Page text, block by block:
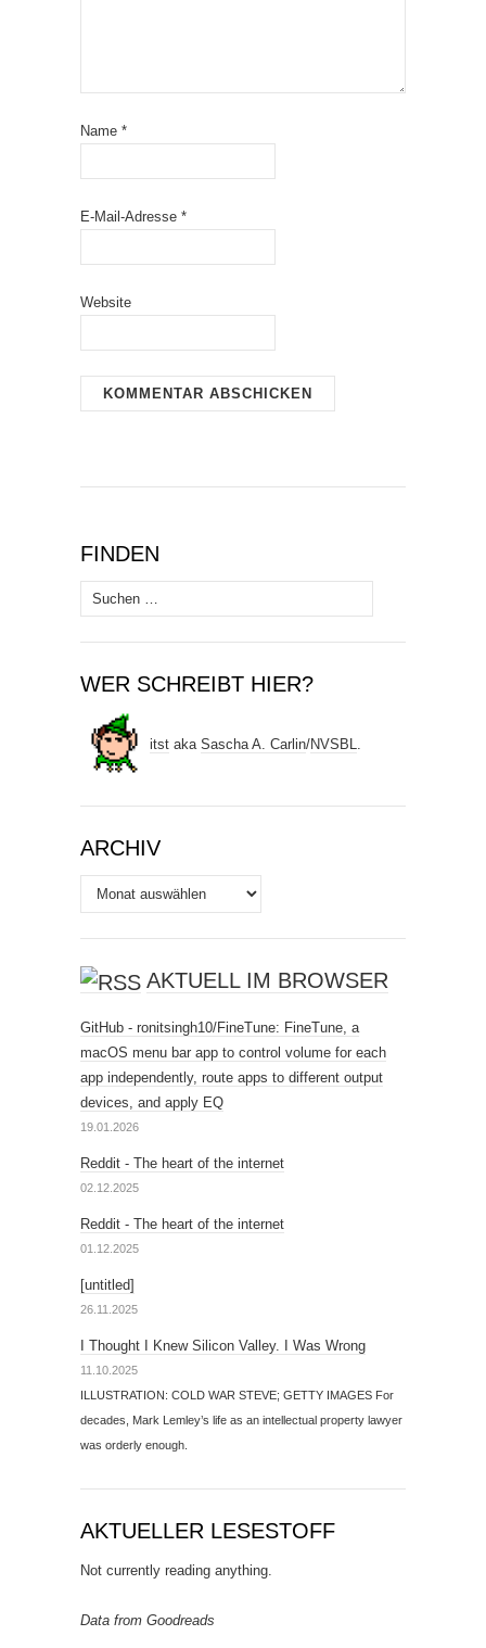
Name *
E-Mail-Adresse *
Website
FINDEN
Suchen
nach:
WER SCHREIBT HIER?
itst aka Sascha A. Carlin/NVSBL.
ARCHIV
Archiv
AKTUELL IM BROWSER
GitHub - ronitsingh10/FineTune: FineTune, a
macOS menu bar app to control volume for each
app independently, route apps to different output
devices, and apply EQ
19.01.2026
Reddit - The heart of the internet
02.12.2025
Reddit - The heart of the internet
01.12.2025
[untitled]
26.11.2025
I Thought I Knew Silicon Valley. I Was Wrong
11.10.2025
ILLUSTRATION: COLD WAR STEVE; GETTY IMAGES For
decades, Mark Lemley’s life as an intellectual property lawyer
was orderly enough.
AKTUELLER LESESTOFF
Not currently reading anything.
Data from Goodreads